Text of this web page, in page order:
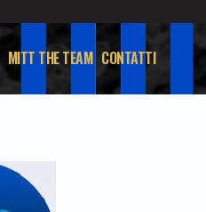
MITT THE TEAM CONTATTI